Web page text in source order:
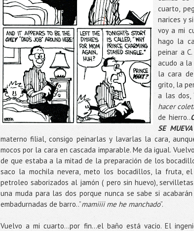
cuarto,
narices y
voy a mi
hago la
peinar a
acudo a la
la cara
grito, la
a las dos,
hacer
de hierro..
SE
materno filial, consigo peinarlas y lavarlas la cara,
mocos por la cara en cascada imparable. Me da igual.
de que estaba a la mitad de la preparación de los
saco la mochila nevera, meto los bocadillos, la fruta,
petroleo saborizados al jamón ( pero sin huevo),
una muda para las dos porque nunca se sabe si
embadurnadas de barro..”mamiiii me he manchado”.
Vuelvo a mi cuarto…por fin…el baño está vacio. El